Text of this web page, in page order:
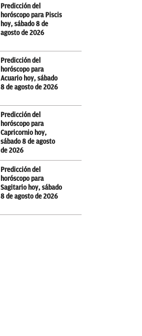
Predicción del
horóscopo para Piscis
hoy, sábado 8 de
agosto de 2026
Predicción del
horóscopo para
Acuario hoy, sábado
8 de agosto de 2026
Predicción del
horóscopo para
Capricornio hoy,
sábado 8 de agosto
de 2026
Predicción del
horóscopo para
Sagitario hoy, sábado
8 de agosto de 2026